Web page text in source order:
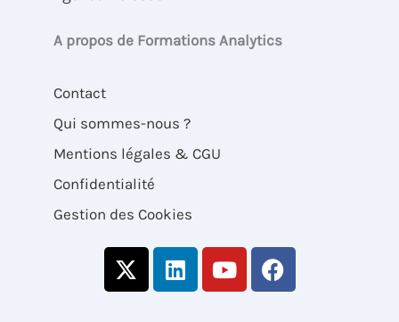
A propos de Formations Analytics
Contact
Qui sommes-nous ?
Mentions légales & CGU
Confidentialité
Gestion des Cookies
X
-
L
i
Y
o
F
a